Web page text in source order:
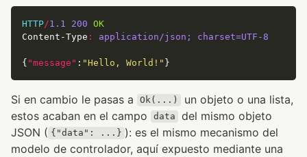
HTTP/1.1 200 OK
Content-Type : application/json; charset=UTF-8
{ "message" : "Hello, World!"
Si en cambio le pasas a Ok(...)
un objeto o una lista,
estos acaban en el campo
data
del mismo objeto
JSON ( {"data": ...} ): es el mismo mecanismo del
modelo de controlador, aquí expuesto mediante una